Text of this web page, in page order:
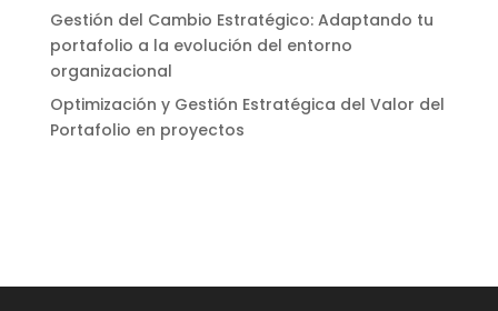
Gestión del Cambio Estratégico: Adaptando tu
portafolio a la evolución del entorno
organizacional
Optimización y Gestión Estratégica del Valor del
Portafolio en proyectos